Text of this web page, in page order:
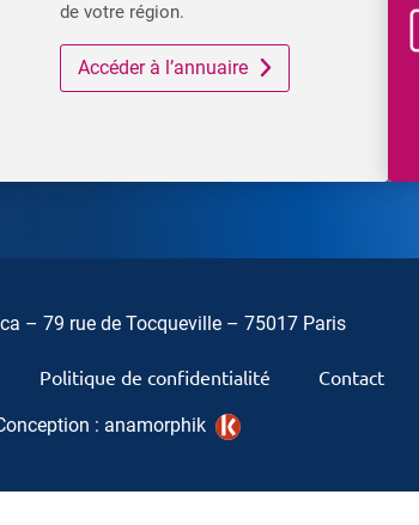
de votre région.
Accéder à l’annuaire
– 79 rue de Tocqueville – 75017 Paris
Politique de confidentialité Contact
: anamorphik